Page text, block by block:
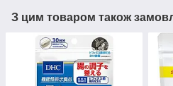
З цим товаром також